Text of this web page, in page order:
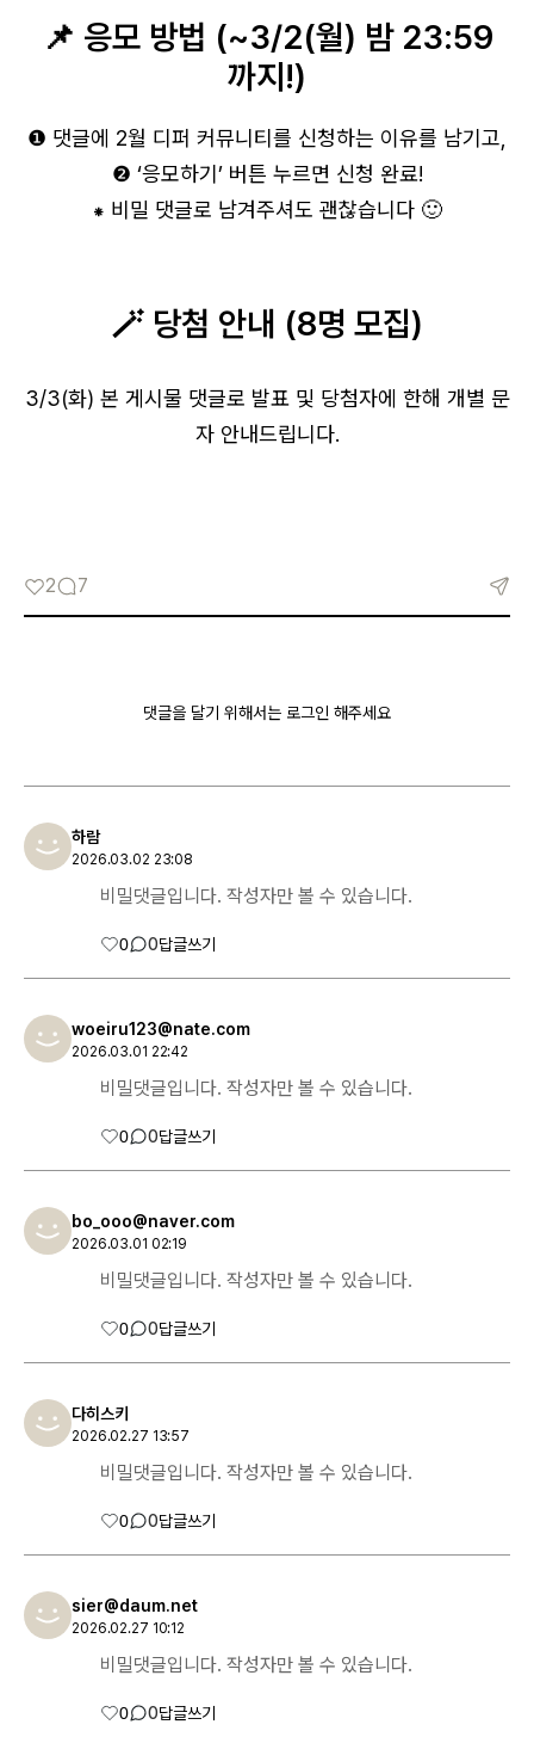
📌 응모 방법 (~3/2(월) 밤 23:59
까지!)
❶ 댓글에 2월 디퍼 커뮤니티를 신청하는 이유를 남기고,
❷ ‘응모하기’ 버튼 누르면 신청 완료!
⁕ 비밀 댓글로 남겨주셔도 괜찮습니다 🙂
🪄 당첨 안내 (8명 모집)
3/3(화) 본 게시물 댓글로 발표 및 당첨자에 한해 개별 문
자 안내드립니다.
2 7
댓글을 달기 위해서는 로그인 해주세요
하람
2026.03.02 23:08
비밀댓글입니다. 작성자만 볼 수 있습니다.
0 0답글쓰기
woeiru123@nate.com
2026.03.01 22:42
비밀댓글입니다. 작성자만 볼 수 있습니다.
0 0답글쓰기
bo_ooo@naver.com
2026.03.01 02:19
비밀댓글입니다. 작성자만 볼 수 있습니다.
0 0답글쓰기
다히스키
2026.02.27 13:57
비밀댓글입니다. 작성자만 볼 수 있습니다.
0 0답글쓰기
sier@daum.net
2026.02.27 10:12
비밀댓글입니다. 작성자만 볼 수 있습니다.
0 0답글쓰기